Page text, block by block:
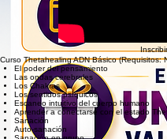
Curso Thetahealing ADN Básico (Requisitos:
El poder del pensamiento
Las ondas cerebrales
Los Chakras
Los sentidos psíquicos
Escaneo intuitivo del cuerpo humano
Aprender a conectarse con el estado
Sanación
Auto-sanación